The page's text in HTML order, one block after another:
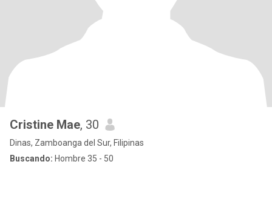
Cristine Mae, 30
Dinas, Zamboanga del Sur, Filipinas
Buscando: Hombre 35 - 50